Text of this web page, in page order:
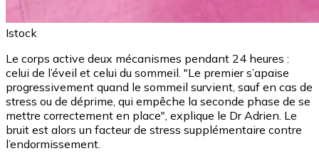
Istock
Le corps active deux mécanismes pendant 24 heures :
celui de l’éveil et celui du sommeil. "Le premier s’apaise
progressivement quand le sommeil survient, sauf en cas de
stress ou de déprime, qui empêche la seconde phase de se
mettre correctement en place", explique le Dr Adrien. Le
bruit est alors un facteur de stress supplémentaire contre
l’endormissement.